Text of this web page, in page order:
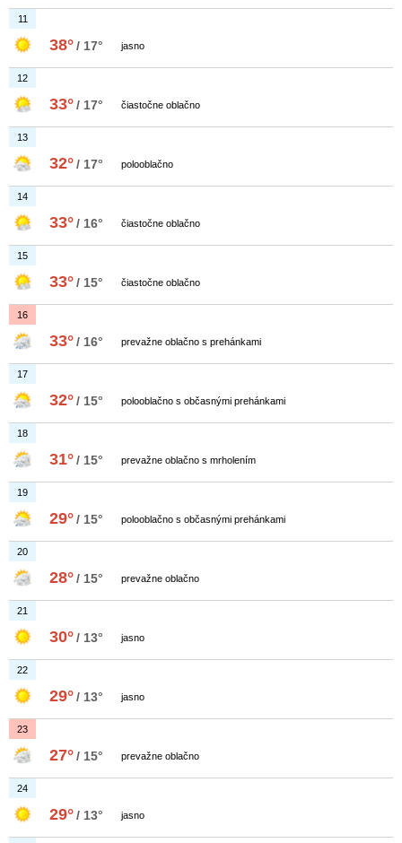
11
38°/ 17° jasno
12
33°/ 17° čiastočne oblačno
13
32°/ 17° polooblačno
14
33°/ 16° čiastočne oblačno
15
33°/ 15° čiastočne oblačno
16
33°/ 16° prevažne oblačno s prehánkami
17
32°/ 15° polooblačno s občasnými prehánkami
18
31°/ 15° prevažne oblačno s mrholením
19
29°/ 15° polooblačno s občasnými prehánkami
20
28°/ 15° prevažne oblačno
21
30°/ 13° jasno
22
29°/ 13° jasno
23
27°/ 15° prevažne oblačno
24
29°/ 13° jasno